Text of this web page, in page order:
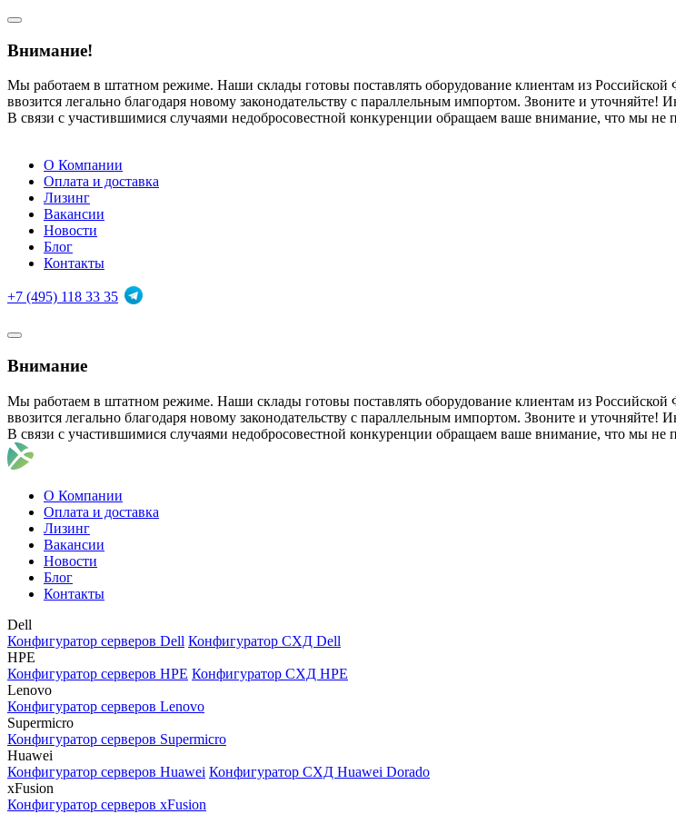
Внимание!
Мы работаем в штатном режиме. Наши склады готовы поставлять оборудование клиентам из
ввозится легально благодаря новому законодательству с параллельным импортом. Звоните и уточняйте!
В связи с участившимися случаями недобросовестной конкуренции обращаем ваше внимание, что мы не
О Компании
Оплата и доставка
Лизинг
Вакансии
Новости
Блог
Контакты
+7 (495) 118 33 35
Внимание
Мы работаем в штатном режиме. Наши склады готовы поставлять оборудование клиентам из
ввозится легально благодаря новому законодательству с параллельным импортом. Звоните и уточняйте!
В связи с участившимися случаями недобросовестной конкуренции обращаем ваше внимание, что мы не
О Компании
Оплата и доставка
Лизинг
Вакансии
Новости
Блог
Контакты
Dell
Конфигуратор серверов Dell Конфигуратор СХД Dell
HPE
Конфигуратор серверов HPE Конфигуратор СХД HPE
Lenovo
Конфигуратор серверов Lenovo
Supermicro
Конфигуратор серверов Supermicro
Huawei
Конфигуратор серверов Huawei Конфигуратор СХД Huawei Dorado
xFusion
Конфигуратор серверов xFusion